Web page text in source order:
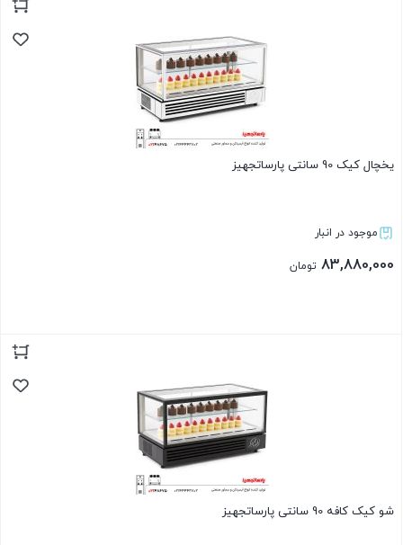
یخچال کیک 90 سانتی پارساتجهیز
موجود در انبار
83,880,000 تومان
شو کیک کافه 90 سانتی پارساتجهیز